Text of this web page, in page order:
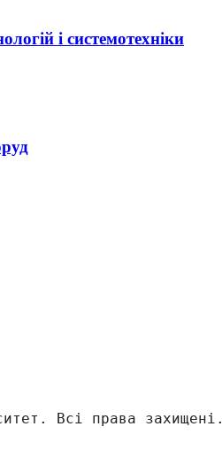
і системотехніки
Всі права захищені.